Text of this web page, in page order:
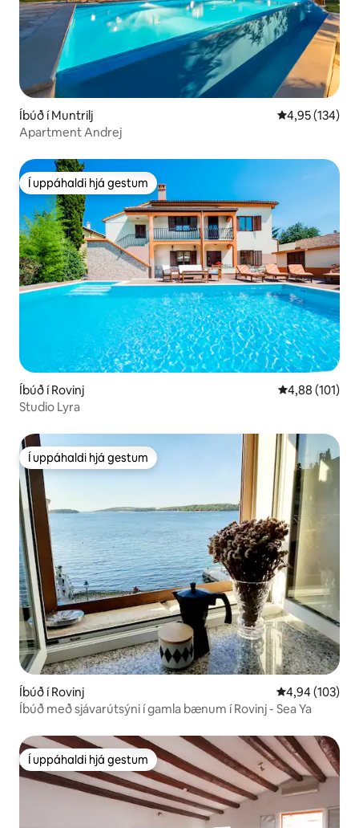
Íbúð í Muntrilj 4,95 af 5 í
4,95 (134)
Apartment Andrej
Í uppáhaldi hjá gestum
Í uppáhaldi hjá gestum
Íbúð í Rovinj 4,88 af 5 í
4,88 (101)
Studio Lyra
Í uppáhaldi hjá gestum
Í uppáhaldi hjá gestum
Íbúð í Rovinj 4,94 af 5 í
4,94 (103)
Íbúð með sjávarútsýni í gamla bænum í Rovinj - Sea Ya
Í uppáhaldi hjá gestum
Í uppáhaldi hjá gestum